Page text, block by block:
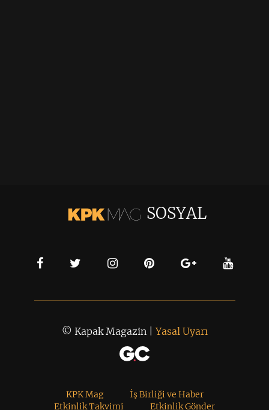
SOSYAL
© Kapak Magazin |Yasal Uyarı
KPK Mag
İş Birliği ve Haber
Etkinlik Takvimi
Etkinlik Gönder